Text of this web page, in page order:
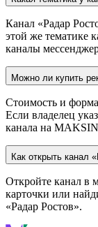
Канал «Радар
этой же тематике
каналы
Можно ли купить
Стоимость и
Если владелец
канала на
Как открыть канал
Откройте канал в
карточки или
«Радар Ростов».